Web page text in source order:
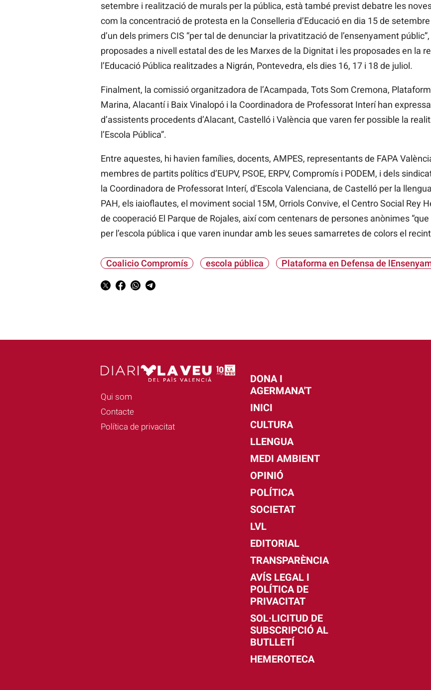
setembre i realització de murals per la pública, està també previst debatre les
com la concentració de protesta en la Conselleria d’Educació en dia 15 de
d’un dels primers CIS “per tal de denunciar la privatització de l’ensenyament
proposades a nivell estatal des de les Marxes de la Dignitat i les proposades en la
l’Educació Pública realitzades a Nigrán, Pontevedra, els dies 16, 17 i 18 de juliol.
Finalment, la comissió organitzadora de l’Acampada, Tots Som Cremona,
Marina, Alacantí i Baix Vinalopó i la Coordinadora de Professorat Interí han
d’assistents procedents d’Alacant, Castelló i València que varen fer possible la
l’Escola Pública”.
Entre aquestes, hi havien famílies, docents, AMPES, representants de FAPA
membres de partits polítics d’EUPV, PSOE, ERPV, Compromís i PODEM, i dels
la Coordinadora de Professorat Interí, d’Escola Valenciana, de Castelló per la
PAH, els iaioflautes, el moviment social 15M, Orriols Convive, el Centro Social Rey
de cooperació El Parque de Rojales, així com centenars de persones anònimes
per l’escola pública i que varen inundar amb les seues samarretes de colors el
Coalicio Compromís escola pública Plataforma en Defensa de
Qui som
Contacte
Política de privacitat
DONA I
AGERMANA'T
INICI
CULTURA
LLENGUA
MEDI AMBIENT
OPINIÓ
POLÍTICA
SOCIETAT
LVL
EDITORIAL
TRANSPARÈNCIA
AVÍS LEGAL I
POLÍTICA DE
PRIVACITAT
SOL·LICITUD DE
SUBSCRIPCIÓ AL
BUTLLETÍ
HEMEROTECA